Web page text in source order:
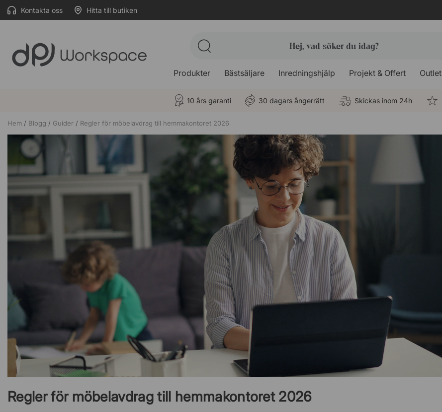
Kontakta oss Hitta till butiken
Produkter Bästsäljare Inredningshjälp Projekt & Offert Outlet
10 års garanti 30 dagars ångerrätt Skickas inom 24h
Hem Blogg Guider Regler för möbelavdrag till hemmakontoret 2026
Regler för möbelavdrag till hemmakontoret 2026